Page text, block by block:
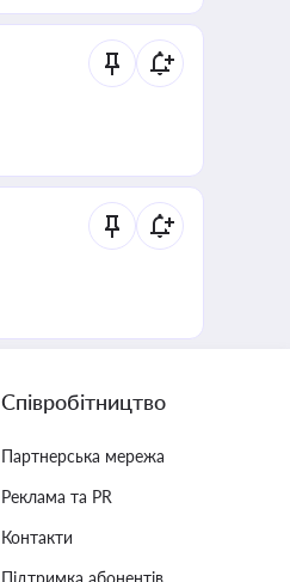
Співробітництво
Партнерська мережа
Реклама та PR
Контакти
Підтримка абонентів